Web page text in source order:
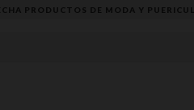
PRODUCTOS DE MODA Y